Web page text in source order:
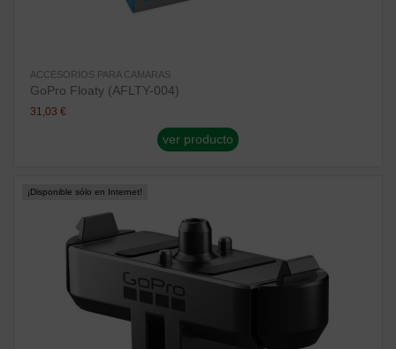
ACCESORIOS PARA CAMARAS
GoPro Floaty (AFLTY-004)
31,03 €
ver producto
¡Disponible sólo en Internet!